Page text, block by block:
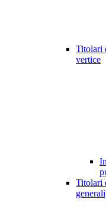
Titolari
vertice
Titolari